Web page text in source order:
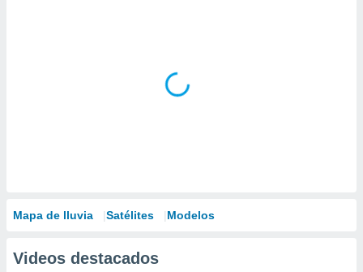
Mapa de lluvia Satélites Modelos
Videos destacados